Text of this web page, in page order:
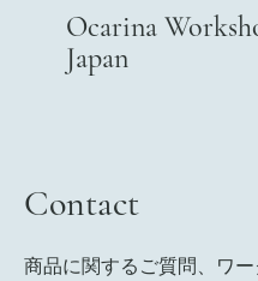
Ocarina
Japan
Contact
商品に関するご質問、ワ